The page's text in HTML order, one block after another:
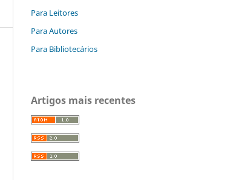
Para Leitores
Para Autores
Para Bibliotecários
Artigos mais recentes